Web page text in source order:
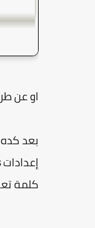
او عن
بعد
إعدادات
كلمة